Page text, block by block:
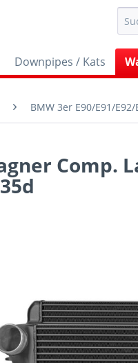
Downpipes / Kats
BMW 3er E90/E91/E92/
Comp.